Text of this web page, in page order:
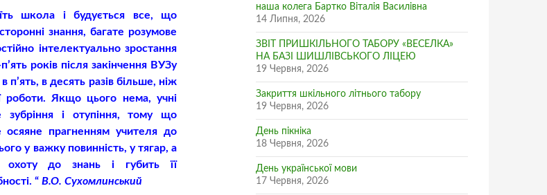
школа і будується все, що
знання, багате розумове
інтелектуально зростання
років після закінчення ВУЗу
п’ять, в десять разів більше, ніж
роботи. Якщо цього нема, учні
зубріння і отупіння, тому що
осяяне прагненням учителя до
у важку повинність, у тягар, а
охоту до знань і губить її
“ В.О. Сухомлинський
наша колега Бартко Віталія Василівна
14 Липня, 2026
ЗВІТ ПРИШКІЛЬНОГО ТАБОРУ «ВЕСЕЛКА»
НА БАЗІ ШИШЛІВСЬКОГО ЛІЦЕЮ
19 Червня, 2026
Закриття шкільного літнього табору
19 Червня, 2026
День пікніка
18 Червня, 2026
День української мови
17 Червня, 2026